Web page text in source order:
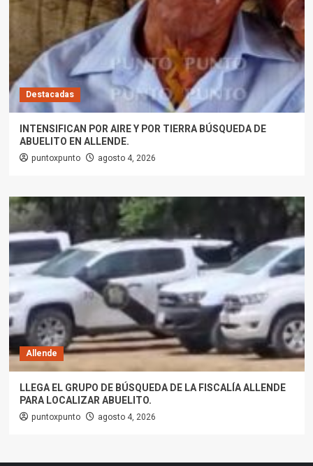
Destacadas
INTENSIFICAN POR AIRE Y POR TIERRA BÚSQUEDA DE
ABUELITO EN ALLENDE.
puntoxpunto agosto 4, 2026
Allende
LLEGA EL GRUPO DE BÚSQUEDA DE LA FISCALÍA ALLENDE
PARA LOCALIZAR ABUELITO.
puntoxpunto agosto 4, 2026